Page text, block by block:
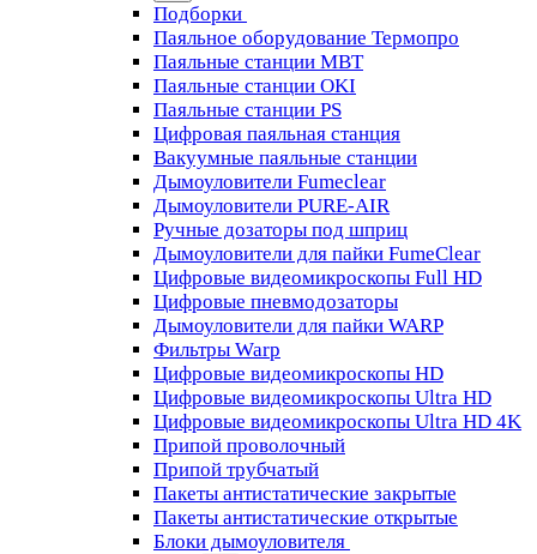
Подборки
Паяльное оборудование Термопро
Паяльные станции MBT
Паяльные станции OKI
Паяльные станции PS
Цифровая паяльная станция
Вакуумные паяльные станции
Дымоуловители Fumeclear
Дымоуловители PURE-AIR
Ручные дозаторы под шприц
Дымоуловители для пайки FumeClear
Цифровые видеомикроскопы Full HD
Цифровые пневмодозаторы
Дымоуловители для пайки WARP
Фильтры Warp
Цифровые видеомикроскопы HD
Цифровые видеомикроскопы Ultra HD
Цифровые видеомикроскопы Ultra HD 4K
Припой проволочный
Припой трубчатый
Пакеты антистатические закрытые
Пакеты антистатические открытые
Блоки дымоуловителя